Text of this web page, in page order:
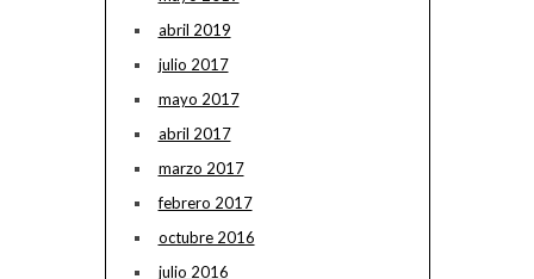
abril 2019
julio 2017
mayo 2017
abril 2017
marzo 2017
febrero 2017
octubre 2016
julio 2016